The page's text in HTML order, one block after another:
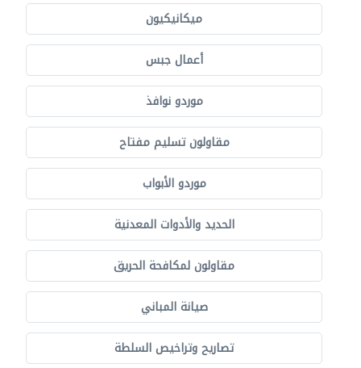
ميكانيكيون
أعمال جبس
موردو نوافذ
مقاولون تسليم مفتاح
موردو الأبواب
الحديد والأدوات المعدنية
مقاولون لمكافحة الحريق
صيانة المباني
تصاريح وتراخيص السلطة